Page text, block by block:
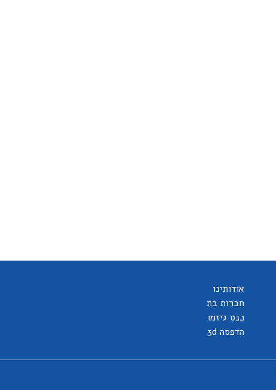
אודותינו
חברות בת
כנס גיזמו
הדפסה 3d